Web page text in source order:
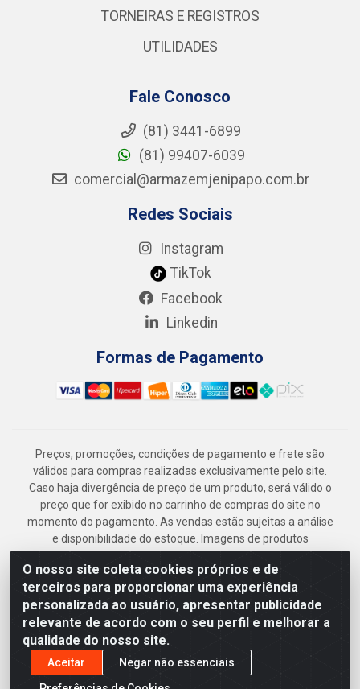
O nosso site coleta cookies próprios e de
terceiros para proporcionar uma experiência
personalizada ao usuário, apresentar publicidade
relevante de acordo com o seu perfil e melhorar a
qualidade do nosso site.
Aceitar
Negar não essenciais
TORNEIRAS E REGISTROS
UTILIDADES
Fale Conosco
(81) 3441-6899
(81) 99407-6039
comercial@armazemjenipapo.com.br
Redes Sociais
Instagram
TikTok
Facebook
Linkedin
Formas de Pagamento
Preços, promoções, condições de pagamento e frete são
válidos para compras realizadas exclusivamente pelo site.
Caso haja divergência de preço de um produto, será válido o
preço que for exibido no carrinho de compras do site no
momento do pagamento. As vendas estão sujeitas a análise
e disponibilidade do estoque. Imagens de produtos
meramente ilustrativas.
Armazém Jenipapo Materiais de Construção em Geral
LTDA - Rua das Flores, 2691 - Guabiraba, Recife/PE - CEP
52.291-630 - CNPJ 41.097.379/0001-